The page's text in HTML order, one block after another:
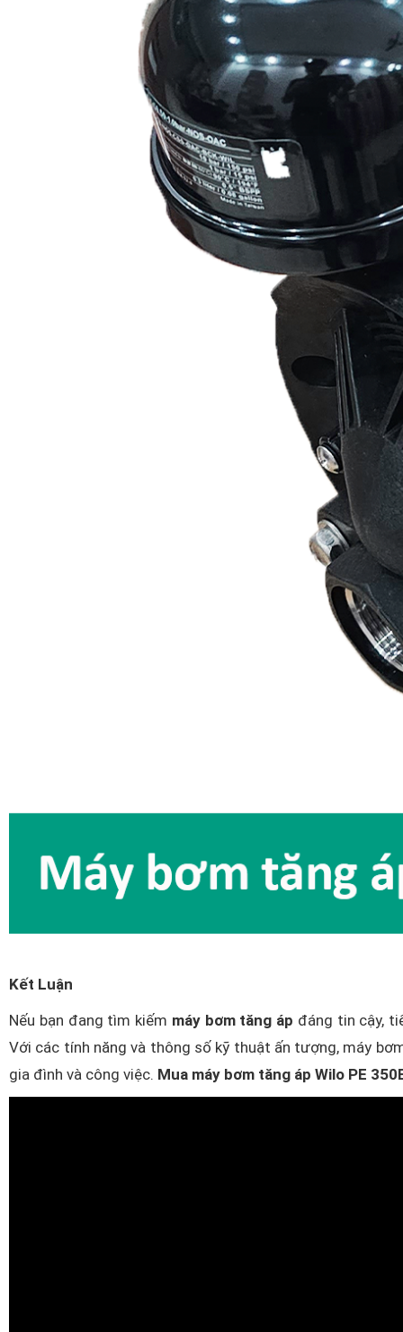
Kết Luận
Nếu bạn đang tìm kiếm máy bơm tăng áp đáng tin cậy,
Với các tính năng và thông số kỹ thuật ấn tượng, máy
gia đình và công việc. Mua máy bơm tăng áp Wilo PE